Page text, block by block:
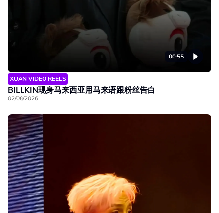
00:55
XUAN VIDEO REELS
BILLKIN现身马来西亚用马来语跟粉丝告白
02/08/2026